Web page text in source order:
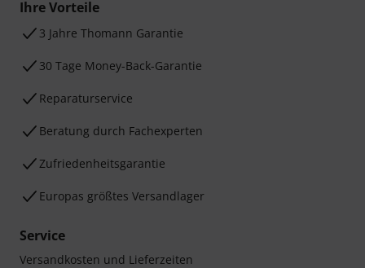
Ihre Vorteile
3 Jahre Thomann Garantie
30 Tage Money-Back-Garantie
Reparaturservice
Beratung durch Fachexperten
Zufriedenheitsgarantie
Europas größtes Versandlager
Service
Versandkosten und Lieferzeiten